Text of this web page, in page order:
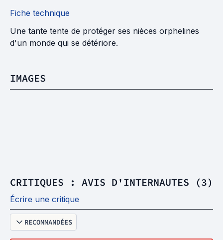
Fiche technique
Une tante tente de protéger ses nièces orphelines
d'un monde qui se détériore.
IMAGES
CRITIQUES : AVIS D'INTERNAUTES (3)
Écrire une critique
RECOMMANDÉES